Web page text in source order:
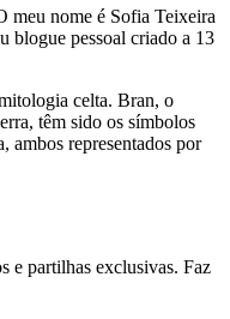
meu nome é Sofia Teixeira
blogue pessoal criado a 13
celta. Bran, o
têm sido os símbolos
ambos representados por
e partilhas exclusivas. Faz